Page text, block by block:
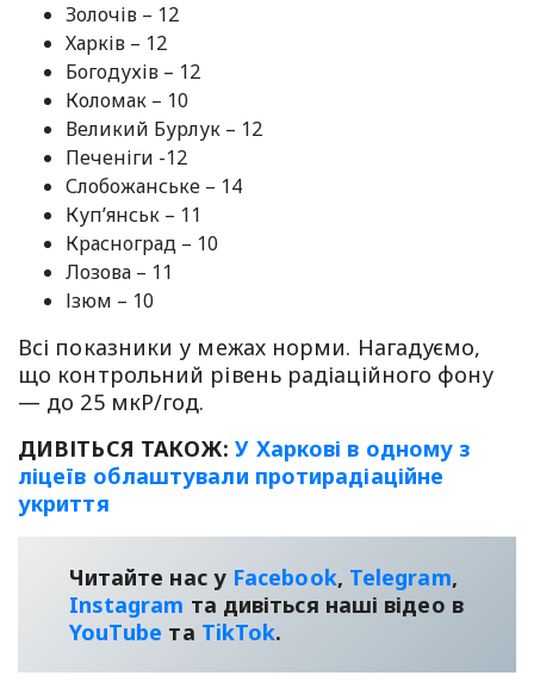
Золочів – 12
Харків – 12
Богодухів – 12
Коломак – 10
Великий Бурлук – 12
Печеніги -12
Слобожанське – 14
Куп’янськ – 11
Красноград – 10
Лозова – 11
Ізюм – 10
Всі показники у межах норми. Нагадуємо,
що контрольний рівень радіаційного фону
— до 25 мкР/год.
ДИВІТЬСЯ ТАКОЖ:У Харкові в одному з
ліцеїв облаштували протирадіаційне
укриття
Читайте нас у Facebook, Telegram,
Instagram та дивіться наші відео в
YouТube та TikTok.